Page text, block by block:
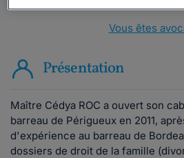
Vous êtes
Présentation
Maître Cédya ROC a ouvert son
barreau de Périgueux en 2011,
d'expérience au barreau de
dossiers de droit de la famille